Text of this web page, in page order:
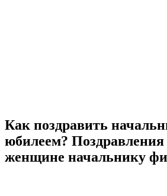
Как поздравить
юбилеем?
женщине начальнику